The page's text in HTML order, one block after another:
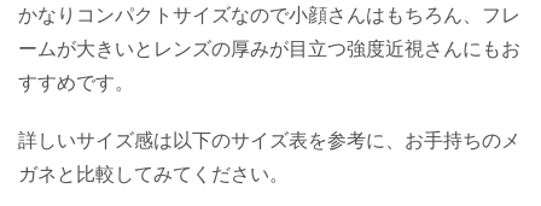
かなりコンパクトサイズなので小顔さんはもちろん、フレ
ームが大きいとレンズの厚みが目立つ強度近視さんにもお
すすめです。
詳しいサイズ感は以下のサイズ表を参考に、お手持ちのメ
ガネと比較してみてください。